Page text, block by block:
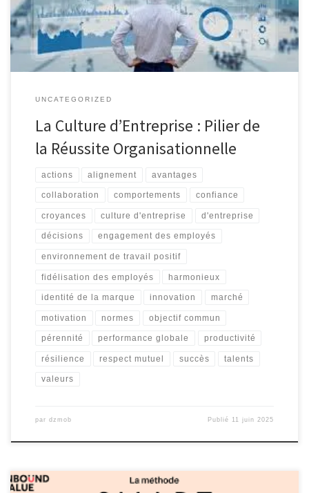
membres d’une entreprise. Une culture d’entreprise forte crée un
environnement de travail positif, favorise l’engagement […]
UNCATEGORIZED
La Culture d’Entreprise : Pilier de
la Réussite Organisationnelle
actions alignement avantages
collaboration comportements confiance
croyances culture d'entreprise d'entreprise
décisions engagement des employés
environnement de travail positif
fidélisation des employés harmonieux
identité de la marque innovation marché
motivation normes objectif commun
pérennité performance globale productivité
résilience respect mutuel succès talents
valeurs
par dzmob Publié 11 juin 2025